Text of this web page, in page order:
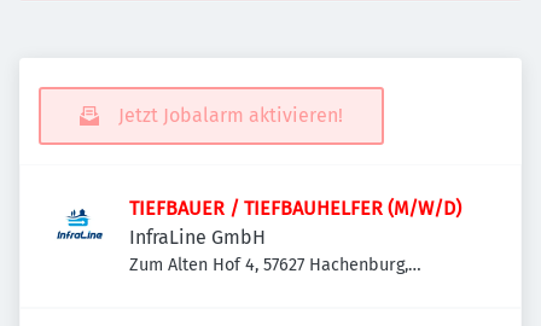
Jetzt Jobalarm aktivieren!
TIEFBAUER / TIEFBAUHELFER (M/W/D)
InfraLine GmbH
Zum Alten Hof 4, 57627 Hachenburg,